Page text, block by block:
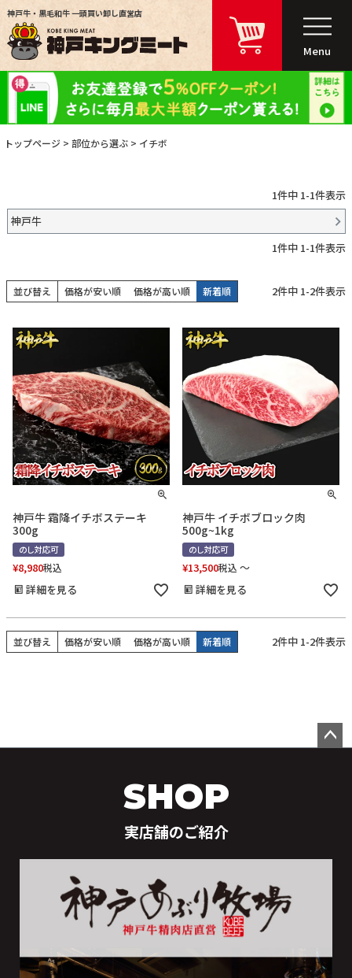
神戸牛・黒毛和牛 一頭買い卸し直営店
Menu
トップページ 部位から選ぶ イチボ
1件中 1-1件表示
神戸牛
1件中 1-1件表示
並び替え 価格が安い順 価格が高い順 新着順 2件中 1-2件表示
神戸牛 霜降イチボステーキ
300g
のし対応可
¥8,980税込
詳細を見る
神戸牛 イチボブロック肉
500g~1kg
のし対応可
¥13,500税込 〜
詳細を見る
並び替え 価格が安い順 価格が高い順 新着順 2件中 1-2件表示
SHOP
実店舗のご紹介